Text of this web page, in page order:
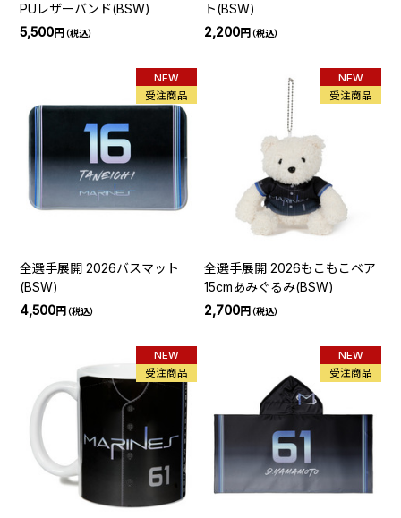
PUレザーバンド(BSW)
5,500円（税込）
ト(BSW)
2,200円（税込）
NEW
受注商品
全選手展開 2026バスマット
(BSW)
4,500円（税込）
NEW
受注商品
全選手展開 2026もこもこベア
15cmあみぐるみ(BSW)
2,700円（税込）
NEW
受注商品
NEW
受注商品